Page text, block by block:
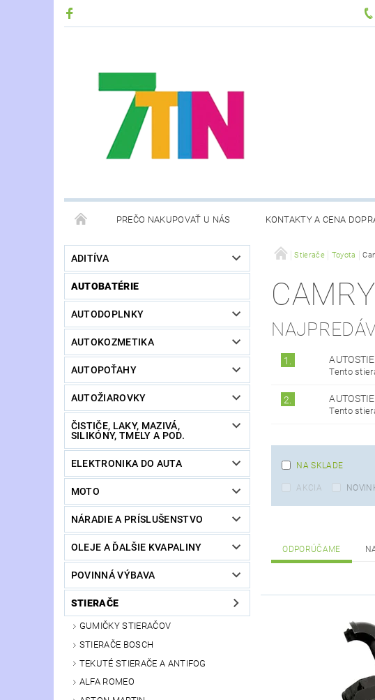
PREČO NAKUPOVAŤ U NÁS KONTAKTY A CENA
ADITÍVA
AUTOBATÉRIE
AUTODOPLNKY
AUTOKOZMETIKA
AUTOPOŤAHY
AUTOŽIAROVKY
ČISTIČE, LAKY, MAZIVÁ,
SILIKÓNY, TMELY A POD.
ELEKTRONIKA DO AUTA
MOTO
NÁRADIE A PRÍSLUŠENSTVO
OLEJE A ĎALŠIE KVAPALINY
POVINNÁ VÝBAVA
STIERAČE
GUMIČKY STIERAČOV
STIERAČE BOSCH
TEKUTÉ STIERAČE A ANTIFOG
ALFA ROMEO
Stierače Toyota
1.
Tento
2.
Tento
NA SKLADE
AKCIA
ODPORÚČAME